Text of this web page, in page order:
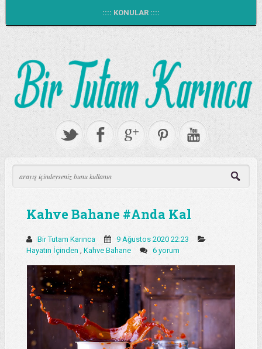
:::: KONULAR ::::
Kahve Bahane #Anda Kal
Bir Tutam Karınca
9 Ağustos 2020 22:23
Hayatın İçinden
Kahve Bahane 6 yorum